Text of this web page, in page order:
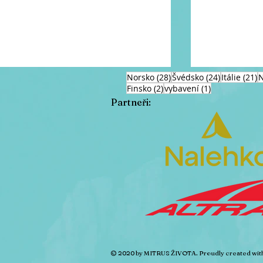
Norsko (28)28 příspěvků
Švédsko (24)24
Itálie (21)
Finsko (2)2 příspěvky
vybavení (1)1 příspěvek
Partneři:
© 2020 by MITRUS ŽIVOTA. Proudly created